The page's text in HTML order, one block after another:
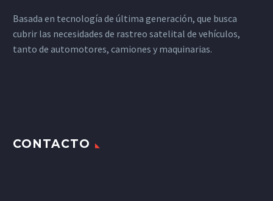
Basada en tecnología de última generación, que busca
cubrir las necesidades de rastreo satelital de vehículos,
tanto de automotores, camiones y maquinarias.
CONTACTO